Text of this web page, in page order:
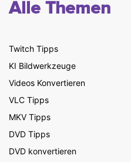
Alle Themen
Twitch Tipps
KI Bildwerkzeuge
Videos Konvertieren
VLC Tipps
MKV Tipps
DVD Tipps
DVD konvertieren